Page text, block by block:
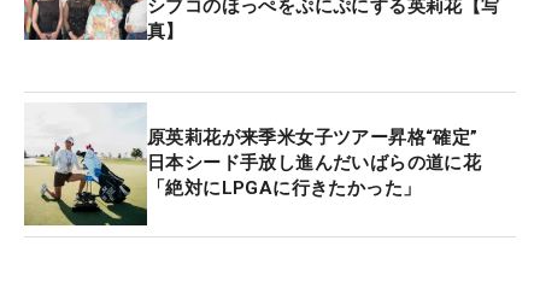
シブコのほっぺをぷにぷにする英莉花【写
真】
原英莉花が来季米女子ツアー昇格“確定”
日本シード手放し進んだいばらの道に花
「絶対にLPGAに行きたかった」